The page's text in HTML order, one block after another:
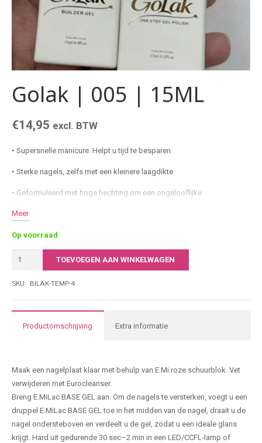
Golak | 005 | 15ML
€14,95 excl. BTW
• Supersnelle manicure. Helpt u tijd te besparen
• Sterke nagels, zelfs met een kleinere laagdikte
• Geformuleerd met hoge hechting om een ​​ongelooflijke
• Dichte kleurcoating in zachte klassieke tinten
• Economisch in gebruik
Meer
Op voorraad
Golak
005
15ML
aantal
TOEVOEGEN AAN WINKELWAGEN
SKU: BILAK-TEMP-4
Productomschrijving Extra informatie
Maak een nagelplaat klaar met behulp van E.Mi roze schuurblok. Vet
verwijderen met Eurocleanser.
Breng E.MiLac BASE GEL aan. Om de nagels te versterken, voegt u een
druppel E.MiLac BASE GEL toe in het midden van de nagel, draait u de
nagel ondersteboven en verdeelt u de gel, zodat u een ideale glans
krijgt. Hard uit gedurende 30 sec–2 min in een LED/CCFL-lamp of